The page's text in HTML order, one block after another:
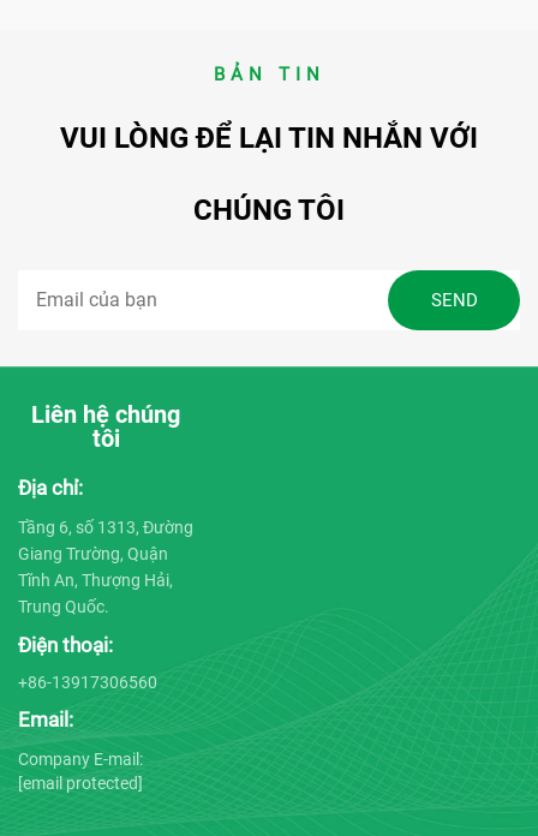
BẢN TIN
VUI LÒNG ĐỂ LẠI TIN NHẮN VỚI
CHÚNG TÔI
Liên hệ chúng
tôi
Địa chỉ:
Tầng 6, số 1313, Đường
Giang Trường, Quận
Tĩnh An, Thượng Hải,
Trung Quốc.
Điện thoại:
+86-13917306560
Email:
Company E-mail:
[email protected]